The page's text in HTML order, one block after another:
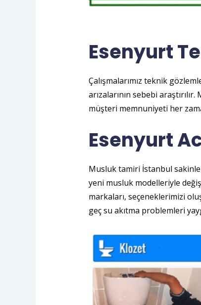
Esenyurt
Çalışmalarımız teknik
arızalarının sebebi
müşteri memnuniyeti her
Esenyurt
Musluk tamiri İstanbul
yeni musluk modelleriyle
markaları, seçeneklerimizi
geç su akıtma problemleri